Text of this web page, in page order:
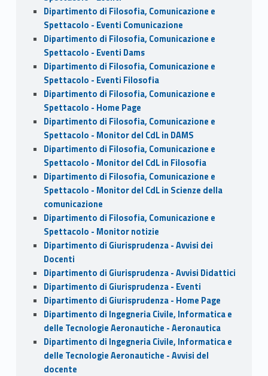
Dipartimento di Filosofia, Comunicazione e
Spettacolo - Eventi Comunicazione
Dipartimento di Filosofia, Comunicazione e
Spettacolo - Eventi Dams
Dipartimento di Filosofia, Comunicazione e
Spettacolo - Eventi Filosofia
Dipartimento di Filosofia, Comunicazione e
Spettacolo - Home Page
Dipartimento di Filosofia, Comunicazione e
Spettacolo - Monitor del CdL in DAMS
Dipartimento di Filosofia, Comunicazione e
Spettacolo - Monitor del CdL in Filosofia
Dipartimento di Filosofia, Comunicazione e
Spettacolo - Monitor del CdL in Scienze della
comunicazione
Dipartimento di Filosofia, Comunicazione e
Spettacolo - Monitor notizie
Dipartimento di Giurisprudenza - Avvisi dei
Docenti
Dipartimento di Giurisprudenza - Avvisi Didattici
Dipartimento di Giurisprudenza - Eventi
Dipartimento di Giurisprudenza - Home Page
Dipartimento di Ingegneria Civile, Informatica e
delle Tecnologie Aeronautiche - Aeronautica
Dipartimento di Ingegneria Civile, Informatica e
delle Tecnologie Aeronautiche - Avvisi del
docente